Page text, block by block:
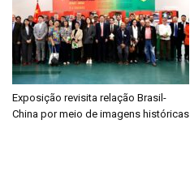
Exposição revisita relação Brasil-
China por meio de imagens históricas